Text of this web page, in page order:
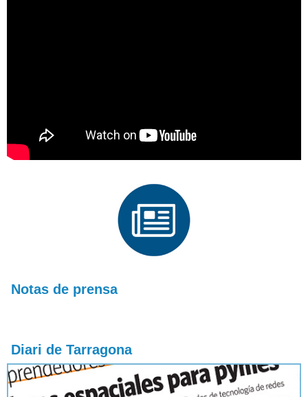
Notas de prensa
Diari de Tarragona